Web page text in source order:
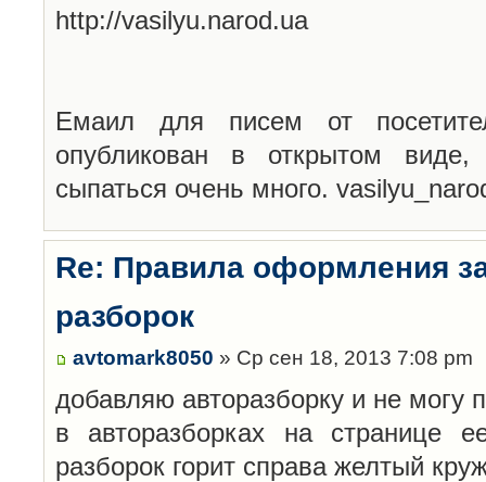
http://vasilyu.narod.ua
Емаил для писем от
опубликован в открытом
сыпаться очень много.
Re: Правила оформления
разборок
avtomark8050 » Ср сен 18, 2013 7:08 pm
добавляю авторазборку и не могу
в авторазборках на странице
разборок горит справа желтый